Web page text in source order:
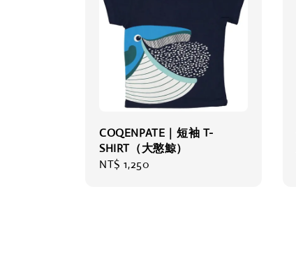
COQENPATE｜短袖 T-
SHIRT（大憨鯨）
Regular
NT$ 1,250